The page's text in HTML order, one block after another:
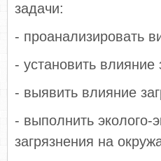
задачи:
- проанализировать
- установить
- выявить влияние
- выполнить эколого-
загрязнения на